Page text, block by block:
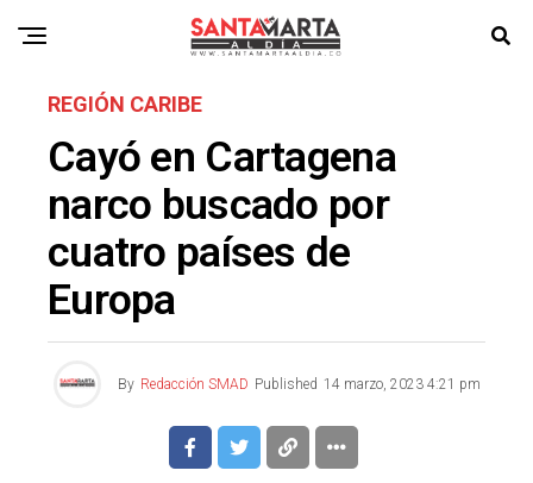
REGIÓN CARIBE
Cayó en Cartagena
narco buscado por
cuatro países de
Europa
By Redacción SMAD Published 14 marzo, 2023 4:21 pm